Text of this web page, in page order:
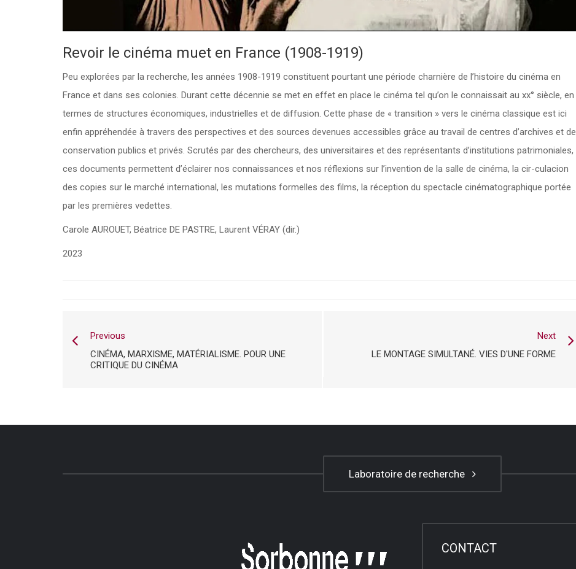
Revoir le cinéma muet en France (1908-1919)
Peu explorées par la recherche, les années 1908-1919 constituent pourtant une période charnière de l’histoire du cinéma en
France et dans ses colonies. Durant cette décennie se met en effet en place le cinéma tel qu’on le connaissait au xx° siècle, en
termes de structures économiques, industrielles et de diffusion. Cette phase de « transition » vers le cinéma classique est ici
enfin appréhendée à travers des perspectives et des sources devenues accessibles grâce au travail de centres d’archives et de
conservation publics et privés. Scrutés par des chercheurs, des universitaires et des représentants d’institutions patrimoniales,
ces documents permettent d’éclairer nos connaissances et nos réflexions sur l’invention de la salle de cinéma, la cir-culacion
des copies sur le marché international, les mutations formelles des films, la réception du spectacle cinématographique portée
par les premières vedettes.
Carole AUROUET, Béatrice DE PASTRE, Laurent VÉRAY (dir.)
2023
Previous
CINÉMA, MARXISME, MATÉRIALISME. POUR UNE
CRITIQUE DU CINÉMA
Next
LE MONTAGE SIMULTANÉ. VIES D'UNE FORME
Laboratoire de recherche
CONTACT